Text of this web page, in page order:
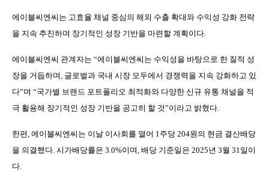
에이블씨엔씨는 고효율 채널 중심의 해외 수출 확대와 수익성 강화 전략
을 지속 추진하며 장기적인 성장 기반을 마련할 계획이다.
에이블씨엔씨 관계자는 “에이블씨엔씨는 수익성을 바탕으로 한 질적 성
장을 거듭하며, 글로벌과 국내 시장 모두에서 경쟁력을 지속 강화하고 있
다”며 “국가별 브랜드 포트폴리오 최적화와 다양한 신규 유통 채널을 적
극 활용해 장기적인 성장 기반을 공고히 할 것”이라고 밝혔다.
한편, 에이블씨엔씨는 이날 이사회를 열어 1주당204원의 현금 결산배당
을 의결했다. 시가배당률은 3.0%이며, 배당 기준일은 2025년 3월 31일이
다.